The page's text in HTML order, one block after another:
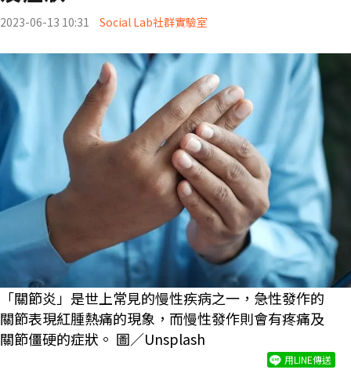
2023-06-13 10:31 Social Lab社群實驗室
「關節炎」是世上常見的慢性疾病之一，急性發作的
關節表現紅腫熱痛的現象，而慢性發作則會有疼痛及
關節僵硬的症狀。 圖／Unsplash
用LINE傳送